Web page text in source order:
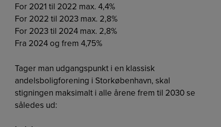
For 2021 til 2022 max. 4,4%
For 2022 til 2023 max. 2,8%
For 2023 til 2024 max. 2,8%
Fra 2024 og frem 4,75%
Tager man udgangspunkt i en klassisk
andelsboligforening i Storkøbenhavn, skal
stigningen maksimalt i alle årene frem til 2030 se
således ud: